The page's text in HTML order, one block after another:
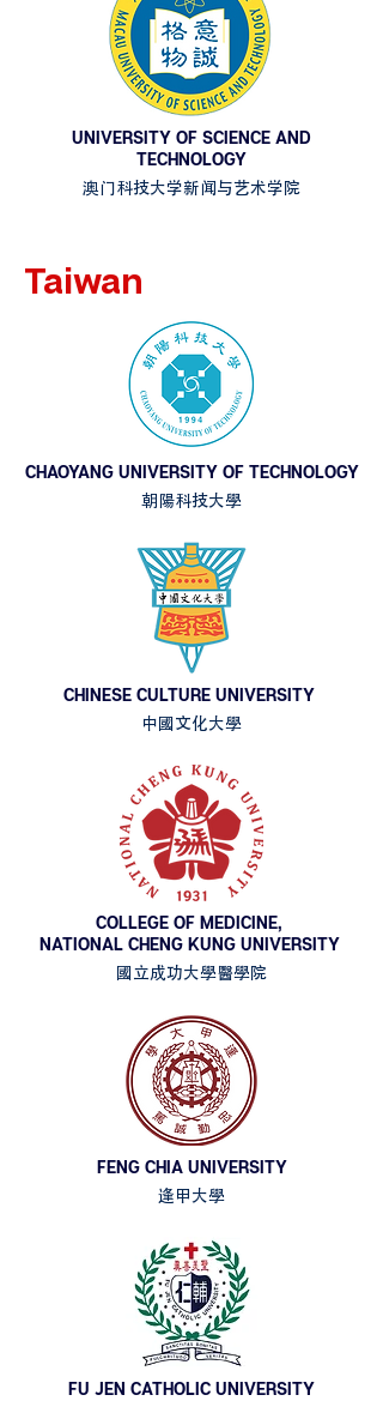
UNIVERSITY OF SCIENCE AND
TECHNOLOGY
​澳门科技大学新闻与艺术学院
Taiwan
CHAOYANG UNIVERSITY OF TECHNOLOGY
朝陽科技大學
CHINESE CULTURE UNIVERSITY
中國文化大學
COLLEGE OF MEDICINE,
NATIONAL CHENG KUNG UNIVERSITY
國立成功大學醫學院
FENG CHIA UNIVERSITY
逢甲大學
FU JEN CATHOLIC UNIVERSITY